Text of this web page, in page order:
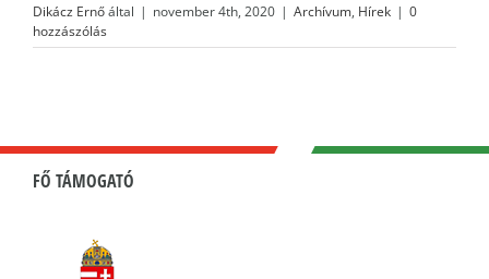
Dikácz Ernőáltal | november 4th, 2020 | Archívum, Hírek | 0
hozzászólás
FŐ TÁMOGATÓ